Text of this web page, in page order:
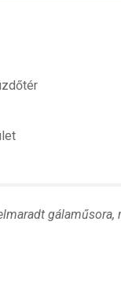
gálaműsora,